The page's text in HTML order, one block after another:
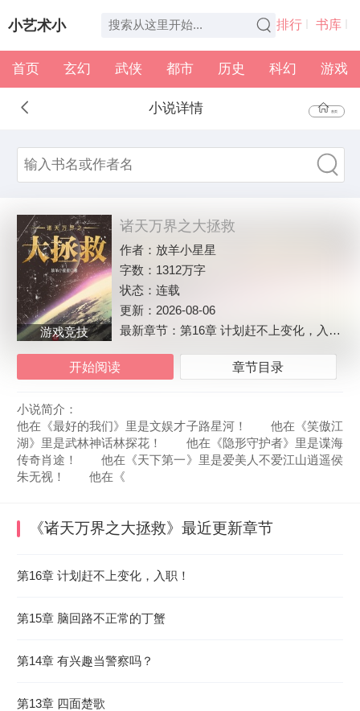
小艺术小
说
排行 书库
全本 书架
首页 玄幻 武侠 都市 历史 科幻 游戏
小说详情 首页
游戏竞技
诸天万界之大拯救
作者： 放羊小星星
字数： 1312万字
状态：连载
更新： 2026-08-06
最新章节：第16章 计划赶不上变化，入职！
开始阅读 章节目录
小说简介：
他在《最好的我们》里是文娱才子路星河！ 他在《笑傲江
湖》里是武林神话林探花！ 他在《隐形守护者》里是谍海
传奇肖途！ 他在《天下第一》里是爱美人不爱江山逍遥侯
朱无视！ 他在《
《诸天万界之大拯救》 最近更新章节
第16章 计划赶不上变化，入职！
第15章 脑回路不正常的丁蟹
第14章 有兴趣当警察吗？
第13章 四面楚歌